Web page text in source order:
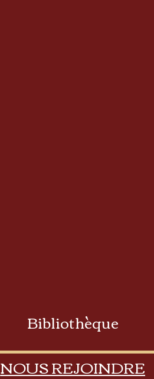
Bibliothèque
NOUS REJOINDRE